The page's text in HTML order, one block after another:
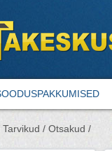
Tarvikud / Otsakud /